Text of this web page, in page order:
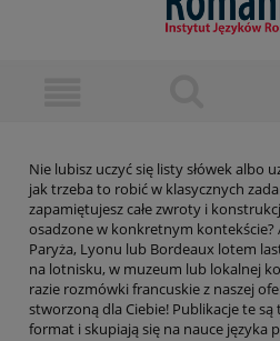
Nie lubisz uczyć się listy słówek albo
jak trzeba to robić w klasycznych
zapamiętujesz całe zwroty i
osadzone w konkretnym kontekście?
Paryża, Lyonu lub Bordeaux lotem
na lotnisku, w muzeum lub lokalnej
razie rozmówki francuskie z naszej
stworzoną dla Ciebie! Publikacje te
format i skupiają się na nauce języka